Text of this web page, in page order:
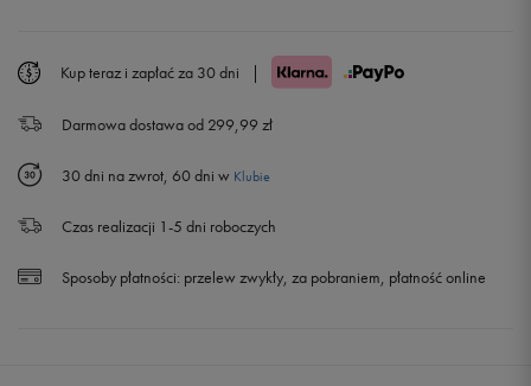
36,5 23,5 cm
37,5 23,5 cm
38 24 cm
Kup teraz i zapłać za 30 dni |
Darmowa dostawa od 299,99 zł
30 dni na zwrot, 60 dni w Klubie
Czas realizacji 1-5 dni roboczych
Sposoby płatności: przelew zwykły, za pobraniem, płatność online